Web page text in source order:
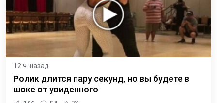
12 ч. назад
Ролик длится пару секунд, но вы будете в
шоке от увиденного